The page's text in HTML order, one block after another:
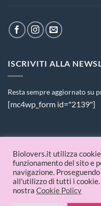
ISCRIVITI ALLA
Resta sempre aggiornato su
[mc4wp_form id="2139"]
PAGAMENTI
Biolovers.it utilizza
funzionamento del sito e
navigazione.
all'utilizzo di tutti i
nostra Cookie Policy